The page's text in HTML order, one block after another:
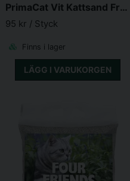
PrimaCat Vit Kattsand Fresh Apple 10L
95 kr / Styck
Finns i lager
LÄGG I VARUKORGEN